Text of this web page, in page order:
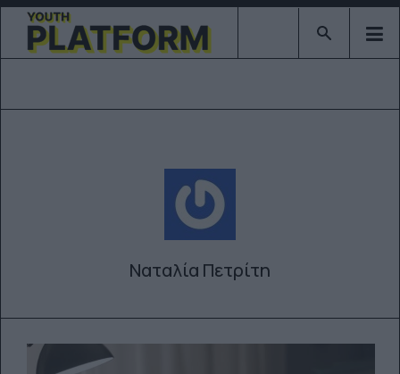
Type 2 or
Ναταλία Πετρίτη